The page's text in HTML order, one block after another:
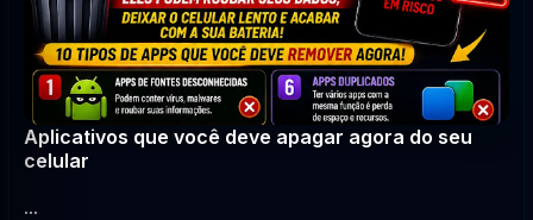
Aplicativos que você deve apagar agora do seu
celular
...